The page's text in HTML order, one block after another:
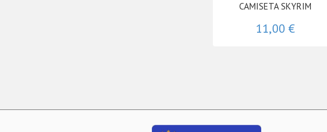
CAMISETA SKYRIM
11,00 €